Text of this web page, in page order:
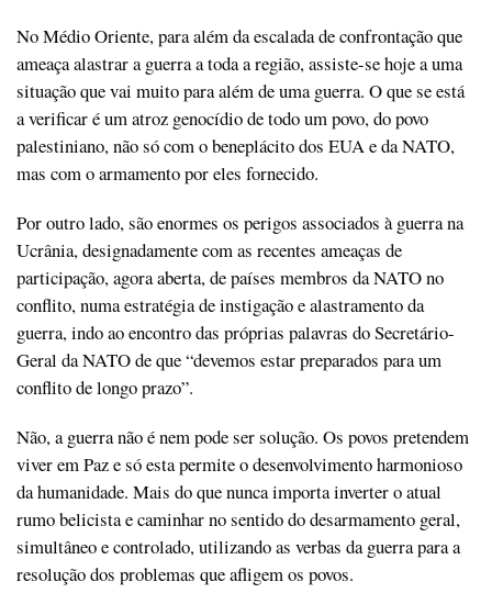
No Médio Oriente, para além da escalada de confrontação que
ameaça alastrar a guerra a toda a região, assiste-se hoje a uma
situação que vai muito para além de uma guerra. O que se está
a verificar é um atroz genocídio de todo um povo, do povo
palestiniano, não só com o beneplácito dos EUA e da NATO,
mas com o armamento por eles fornecido.
Por outro lado, são enormes os perigos associados à guerra na
Ucrânia, designadamente com as recentes ameaças de
participação, agora aberta, de países membros da NATO no
conflito, numa estratégia de instigação e alastramento da
guerra, indo ao encontro das próprias palavras do Secretário-
Geral da NATO de que “devemos estar preparados para um
conflito de longo prazo”.
Não, a guerra não é nem pode ser solução. Os povos pretendem
viver em Paz e só esta permite o desenvolvimento harmonioso
da humanidade. Mais do que nunca importa inverter o atual
rumo belicista e caminhar no sentido do desarmamento geral,
simultâneo e controlado, utilizando as verbas da guerra para a
resolução dos problemas que afligem os povos.